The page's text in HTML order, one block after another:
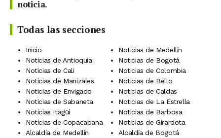
noticia.
Todas las secciones
Inicio
Noticias de Medellín
Noticias de Antioquia
Noticias de Bogotá
Noticias de Cali
Noticias de Colombia
Noticias de Manizales
Noticias de Bello
Noticias de Envigado
Noticias de Caldas
Noticias de Sabaneta
Noticias de La Estrella
Noticias Itagüí
Noticias de Barbosa
Noticias de Copacabana
Noticias de Girardota
Alcaldía de Medellín
Alcaldía de Bogotá